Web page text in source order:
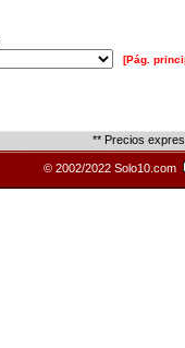
[Pág.
** Precios
© 2002/2022 Solo10.com